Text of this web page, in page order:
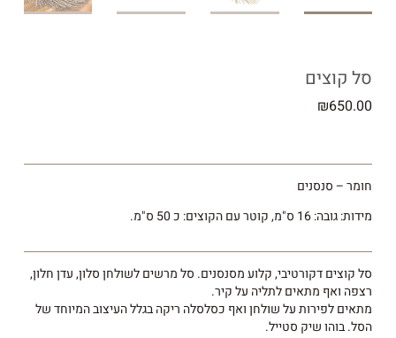
סל קוצים
₪650.00
חומר – סנסנים
מידות: גובה: 16 ס"מ, קוטר עם הקוצים: כ 50 ס"מ.
סל קוצים דקורטיבי, קלוע מסנסנים. סל מרשים לשולחן סלון, עדן חלון,
רצפה ואף מתאים לתליה על קיר.
מתאים לפירות על שולחן ואף כסלסלה ריקה בגלל העיצוב המיוחד של
הסל. בוהו שיק סטייל.